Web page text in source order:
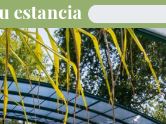
estancia